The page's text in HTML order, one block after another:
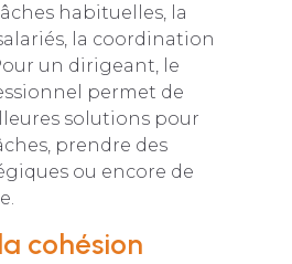
habituelles, la
la coordination
un dirigeant, le
permet de
solutions pour
prendre des
ou encore de
cohésion